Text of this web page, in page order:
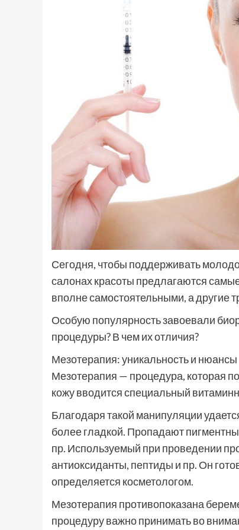
Сегодня, чтобы поддерживать
салонах красоты предлагаются
вполне самостоятельными, а другие
Особую популярность завоевали
процедуры? В чем их отличия?
Мезотерапия: уникальность и нюансы
Мезотерапия — процедура, которая
кожу вводится специальный
Благодаря такой манипуляции
более гладкой. Пропадают
пр. Используемый при проведении
антиоксиданты, пептиды и пр. Он
определяется косметологом.
Мезотерапия противопоказана
процедуру важно принимать во